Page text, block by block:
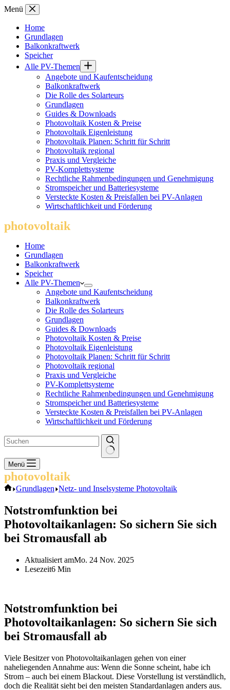
Zum
springen
Menü
Home
Grundlagen
Balkonkraftwerk
Speicher
Alle PV-Themen
Angebote und Kaufentscheidung
Balkonkraftwerk
Die Rolle des Solarteurs
Grundlagen
Guides & Downloads
Photovoltaik Kosten & Preise
Photovoltaik Eigenleistung
Photovoltaik Planen: Schritt für Schritt
Photovoltaik regional
Praxis und Vergleiche
PV-Komplettsysteme
Rechtliche Rahmenbedingungen und Genehmigung
Stromspeicher und Batteriesysteme
Versteckte Kosten & Preisfallen bei PV-Anlagen
Wirtschaftlichkeit und Förderung
photovoltaik
Home
Grundlagen
Balkonkraftwerk
Speicher
Alle PV-Themen
Angebote und Kaufentscheidung
Balkonkraftwerk
Die Rolle des Solarteurs
Grundlagen
Guides & Downloads
Photovoltaik Kosten & Preise
Photovoltaik Eigenleistung
Photovoltaik Planen: Schritt für Schritt
Photovoltaik regional
Praxis und Vergleiche
PV-Komplettsysteme
Rechtliche Rahmenbedingungen und Genehmigung
Stromspeicher und Batteriesysteme
Versteckte Kosten & Preisfallen bei PV-Anlagen
Wirtschaftlichkeit und Förderung
Keine
Ergebnisse
Menü
photovoltaik
Start
Grundlagen Netz- und Inselsysteme Photovoltaik
Notstromfunktion bei
Photovoltaikanlagen: So sichern Sie sich
bei Stromausfall ab
Aktualisiert amMo. 24 Nov. 2025
Lesezeit6 Min
Notstromfunktion bei
Photovoltaikanlagen: So sichern Sie sich
bei Stromausfall ab
Viele Besitzer von Photovoltaikanlagen gehen von einer
naheliegenden Annahme aus: Wenn die Sonne scheint, habe ich
Strom – auch bei einem Blackout. Diese Vorstellung ist verständlich,
doch die Realität sieht bei den meisten Standardanlagen anders aus.